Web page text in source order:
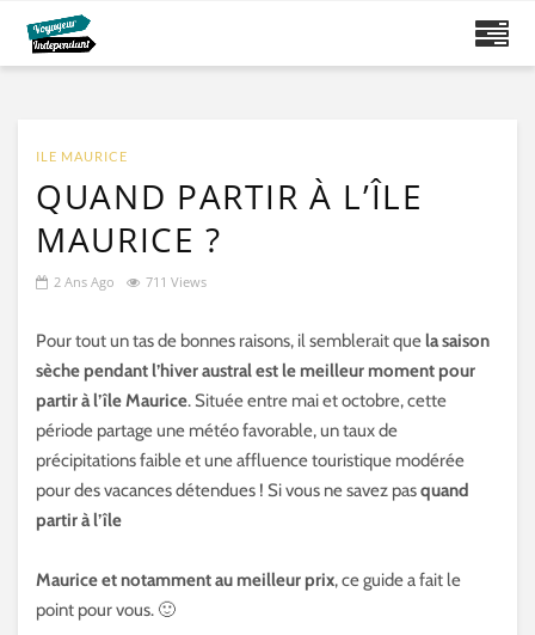
ILE MAURICE
QUAND PARTIR À L’ÎLE
MAURICE ?
2 Ans Ago 711 Views
Pour tout un tas de bonnes raisons, il semblerait que la saison
sèche pendant l’hiver austral est le meilleur moment pour
partir à l’île Maurice. Située entre mai et octobre, cette
période partage une météo favorable, un taux de
précipitations faible et une affluence touristique modérée
pour des vacances détendues ! Si vous ne savez pasquand
partir à l’île
Maurice et notamment au meilleur prix, ce guide a fait le
point pour vous. 🙂